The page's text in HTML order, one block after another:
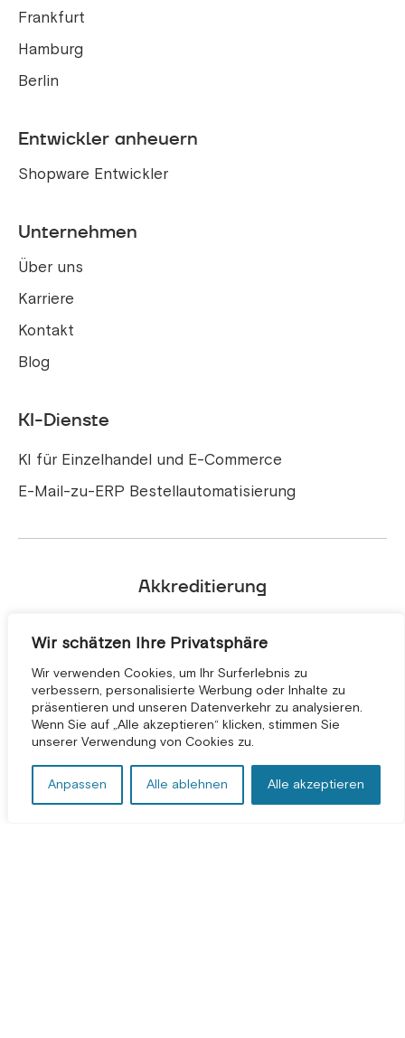
Wir schätzen Ihre Privatsphäre
Wir verwenden Cookies, um Ihr Surferlebnis zu
verbessern, personalisierte Werbung oder Inhalte zu
präsentieren und unseren Datenverkehr zu analysieren.
Wenn Sie auf „Alle akzeptieren“ klicken, stimmen Sie
unserer Verwendung von Cookies zu.
Anpassen Alle ablehnen Alle akzeptieren
KOSTENLOSE BERATUNG *
Frankfurt
Hamburg
Berlin
Entwickler anheuern
Shopware Entwickler
Unternehmen
Über uns
Karriere
Kontakt
Blog
KI-Dienste
KI für Einzelhandel und E-Commerce
E-Mail-zu-ERP Bestellautomatisierung
Akkreditierung